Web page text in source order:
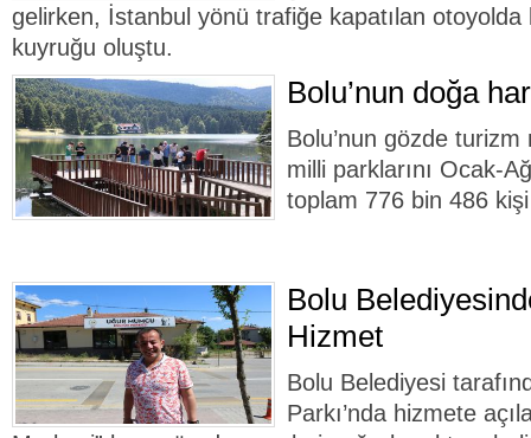
gelirken, İstanbul yönü trafiğe kapatılan
kuyruğu oluştu.
Bolu’nun doğa
Bolu’nun gözde
milli parklarını Ocak-
toplam 776 bin 486
Bolu
Hizmet
Bolu Belediyesi
Parkı’nda hizmete